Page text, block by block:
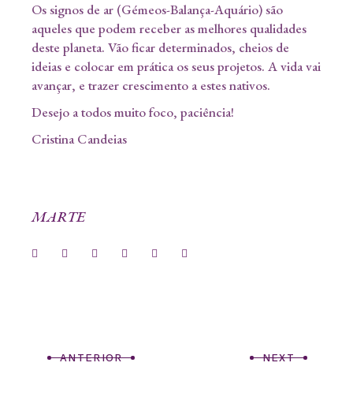
Os signos de ar (Gémeos-Balança-Aquário) são
aqueles que podem receber as melhores qualidades
deste planeta. Vão ficar determinados, cheios de
ideias e colocar em prática os seus projetos. A vida vai
avançar, e trazer crescimento a estes nativos.
Desejo a todos muito foco, paciência!
Cristina Candeias
MARTE
ANTERIOR NEXT